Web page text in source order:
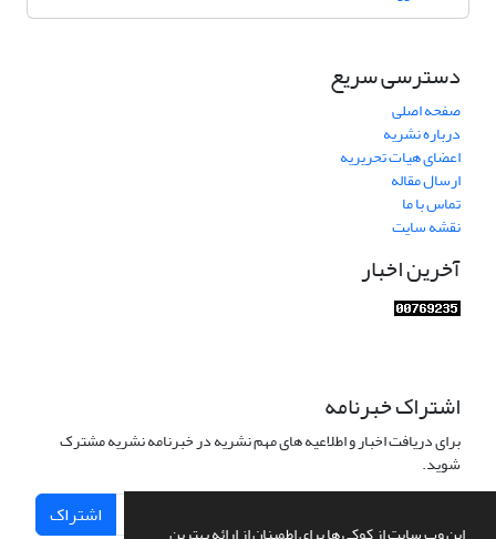
دسترسی سریع
صفحه اصلی
درباره نشریه
اعضای هیات تحریریه
ارسال مقاله
تماس با ما
نقشه سایت
آخرین اخبار
اشتراک خبرنامه
برای دریافت اخبار و اطلاعیه های مهم نشریه در خبرنامه نشریه مشترک
شوید.
اشتراک